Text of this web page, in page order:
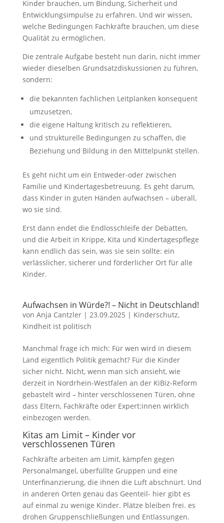
Kinder brauchen, um Bindung, Sicherheit und
Entwicklungsimpulse zu erfahren. Und wir wissen,
welche Bedingungen Fachkräfte brauchen, um diese
Qualität zu ermöglichen.
Die zentrale Aufgabe besteht nun darin, nicht immer
wieder dieselben Grundsatzdiskussionen zu führen,
sondern:
die bekannten fachlichen Leitplanken konsequent
umzusetzen,
die eigene Haltung kritisch zu reflektieren,
und strukturelle Bedingungen zu schaffen, die
Beziehung und Bildung in den Mittelpunkt stellen.
Es geht nicht um ein Entweder-oder zwischen
Familie und Kindertagesbetreuung. Es geht darum,
dass Kinder in guten Händen aufwachsen – überall,
wo sie sind.
Erst dann endet die Endlosschleife der Debatten,
und die Arbeit in Krippe, Kita und Kindertagespflege
kann endlich das sein, was sie sein sollte: ein
verlässlicher, sicherer und förderlicher Ort für alle
Kinder.
Aufwachsen in Würde?! – Nicht in Deutschland!
von Anja Cantzler| 23.09.2025 | Kinderschutz,
Kindheit ist politisch
Manchmal frage ich mich: Für wen wird in diesem
Land eigentlich Politik gemacht? Für die Kinder
sicher nicht. Nicht, wenn man sich ansieht, wie
derzeit in Nordrhein-Westfalen an der KiBiz-Reform
gebastelt wird – hinter verschlossenen Türen, ohne
dass Eltern, Fachkräfte oder Expert:innen wirklich
einbezogen werden.
Kitas am Limit – Kinder vor
verschlossenen Türen
Fachkräfte arbeiten am Limit, kämpfen gegen
Personalmangel, überfüllte Gruppen und eine
Unterfinanzierung, die ihnen die Luft abschnürt. Und
in anderen Orten genau das Geenteil- hier gibt es
auf einmal zu wenige Kinder. Plätze bleiben frei. es
drohen Gruppenschließungen und Entlassungen.